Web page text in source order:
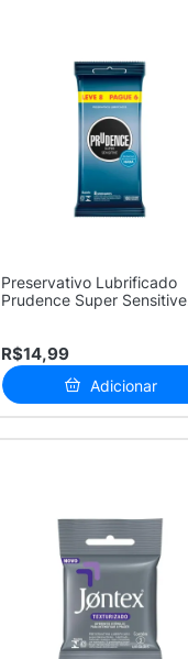
Preservativo Lubrificado
Prudence Super Sensitive
R$14,99
Adicionar